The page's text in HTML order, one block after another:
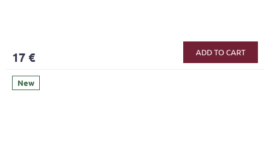
17 € ADD TO CART
New